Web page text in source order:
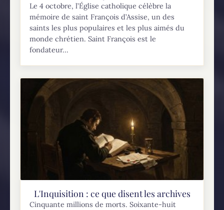
Le 4 octobre, l’Église catholique célèbre la
mémoire de saint François d’Assise, un des
saints les plus populaires et les plus aimés du
monde chrétien. Saint François est le
fondateur...
L'Inquisition : ce que disent les archives
Cinquante millions de morts. Soixante-huit